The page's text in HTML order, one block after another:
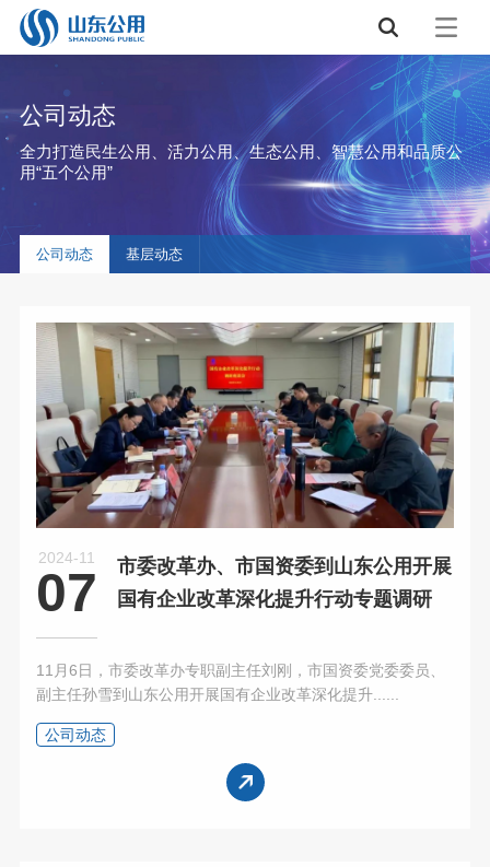
公司动态
全力打造民生公用、活力公用、生态公用、智慧公用和品质公
用“五个公用”
公司动态 基层动态
2024-11
07
市委改革办、市国资委到山东公用开展
国有企业改革深化提升行动专题调研
11月6日，市委改革办专职副主任刘刚，市国资委党委委员、
副主任孙雪到山东公用开展国有企业改革深化提升......
公司动态